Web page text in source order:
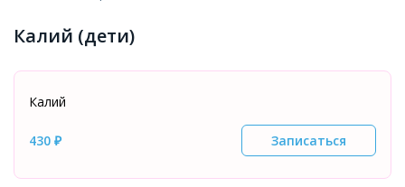
Калий (дети)
Калий
430 ₽ Записаться